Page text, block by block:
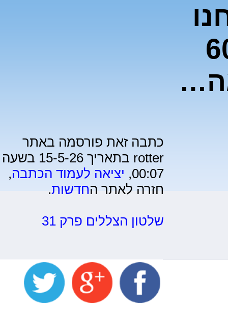
60%
כתבה זאת פורסמה באתר
rotter בתאריך 15-5-26 בשעה
00:07, יציאה לעמוד הכתבה,
חזרה לאתר החדשות.
שלטון הצללים פרק 31